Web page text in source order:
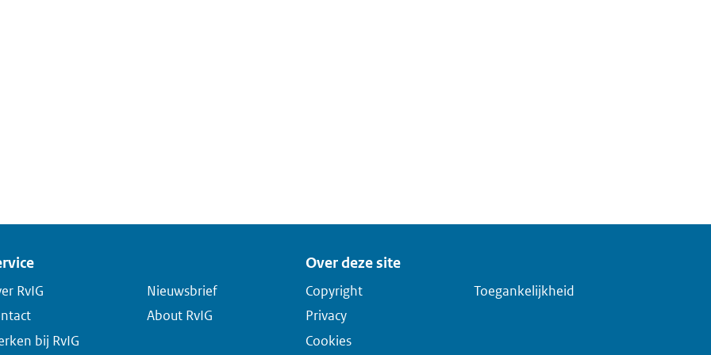
RvIG
bij RvIG
Nieuwsbrief
About RvIG
Over deze site
Copyright
Privacy
Cookies
Toegankelijkheid